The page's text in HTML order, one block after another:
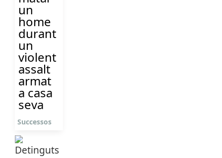
un
home
durant
un
violent
assalt
armat
a casa
seva
Successos